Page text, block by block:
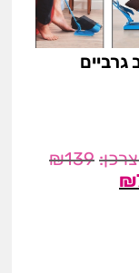
גרביים
₪139
₪